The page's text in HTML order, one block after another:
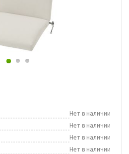
Нет в наличии
Нет в наличии
Нет в наличии
Нет в наличии